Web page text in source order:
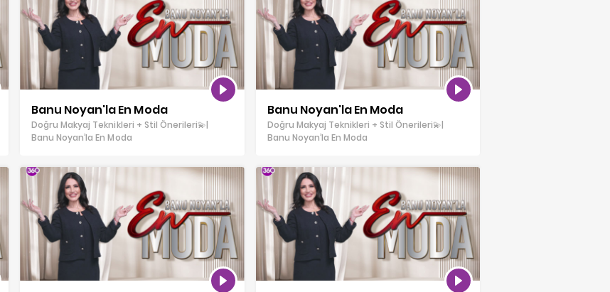
Banu Noyan'la En Moda
Doğru Makyaj Teknikleri + Stil Önerileri💫|
Banu Noyan’la En Moda
Banu Noyan'la En Moda
Doğru Makyaj Teknikleri + Stil Önerileri💫|
Banu Noyan’la En Moda